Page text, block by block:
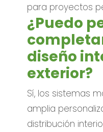
para proyectos
¿Puedo
diseño
exterior?
Sí, los sistemas
amplia
distribución